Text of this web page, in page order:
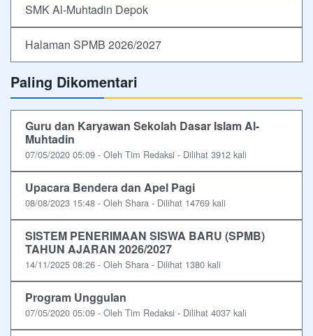
SMK Al-Muhtadin Depok
Halaman SPMB 2026/2027
Paling Dikomentari
Guru dan Karyawan Sekolah Dasar Islam Al-
Muhtadin
07/05/2020 05:09 - Oleh Tim Redaksi - Dilihat 3912 kali
Upacara Bendera dan Apel Pagi
08/08/2023 15:48 - Oleh Shara - Dilihat 14769 kali
SISTEM PENERIMAAN SISWA BARU (SPMB)
TAHUN AJARAN 2026/2027
14/11/2025 08:26 - Oleh Shara - Dilihat 1380 kali
Program Unggulan
07/05/2020 05:09 - Oleh Tim Redaksi - Dilihat 4037 kali